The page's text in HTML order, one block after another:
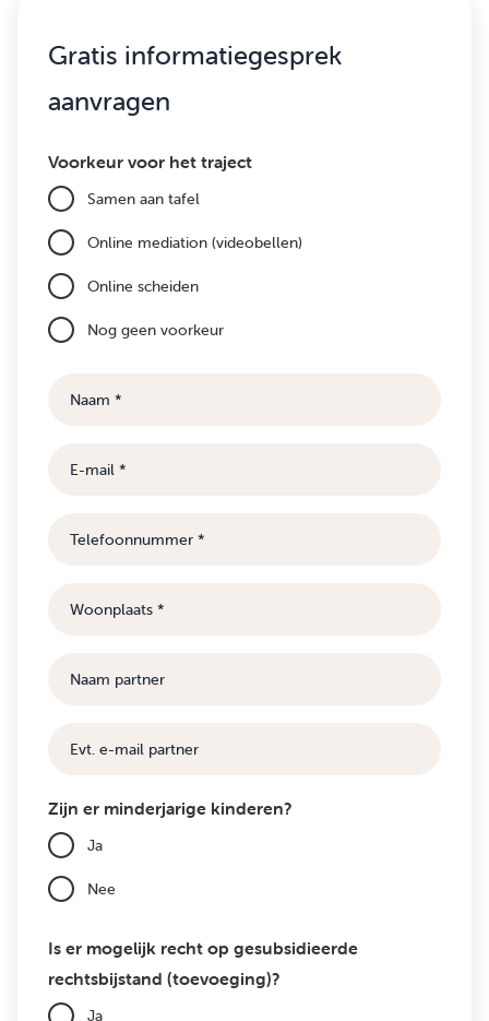
Gratis informatiegesprek
aanvragen
Voorkeur voor het traject
Samen aan tafel
Online mediation (videobellen)
Online scheiden
Nog geen voorkeur
Zijn er minderjarige kinderen?
Ja
Nee
Is er mogelijk recht op gesubsidieerde
rechtsbijstand (toevoeging)?
Ja